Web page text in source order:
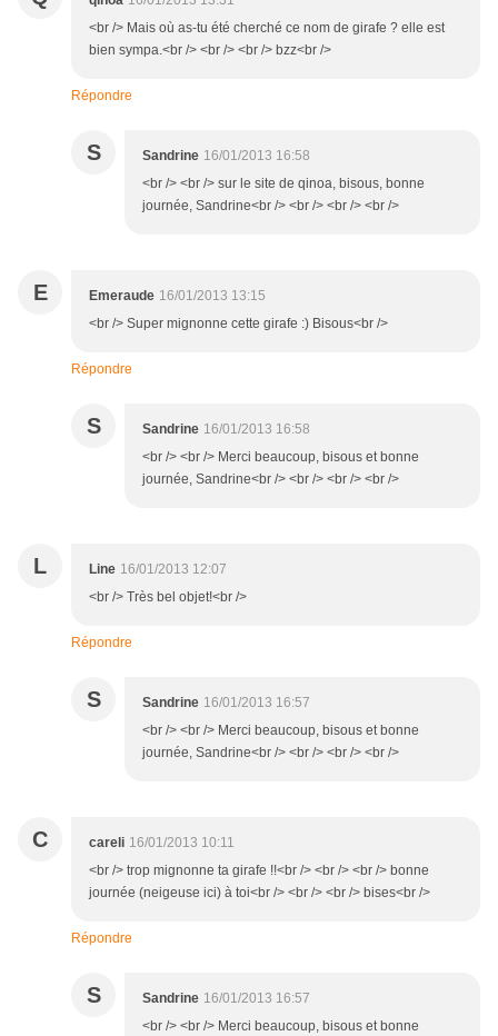
<br /> Mais où as-tu été cherché ce nom de girafe ? elle est
bien sympa.<br /> <br /> <br /> bzz<br />
Répondre
S Sandrine 16/01/2013 16:58
<br /> <br /> sur le site de qinoa, bisous, bonne
journée, Sandrine<br /> <br /> <br /> <br />
E Emeraude 16/01/2013 13:15
<br /> Super mignonne cette girafe :) Bisous<br />
Répondre
S Sandrine 16/01/2013 16:58
<br /> <br /> Merci beaucoup, bisous et bonne
journée, Sandrine<br /> <br /> <br /> <br />
L Line 16/01/2013 12:07
<br /> Très bel objet!<br />
Répondre
S Sandrine 16/01/2013 16:57
<br /> <br /> Merci beaucoup, bisous et bonne
journée, Sandrine<br /> <br /> <br /> <br />
C careli 16/01/2013 10:11
<br /> trop mignonne ta girafe !!<br /> <br /> <br /> bonne
journée (neigeuse ici) à toi<br /> <br /> <br /> bises<br />
Répondre
S Sandrine 16/01/2013 16:57
<br /> <br /> Merci beaucoup, bisous et bonne